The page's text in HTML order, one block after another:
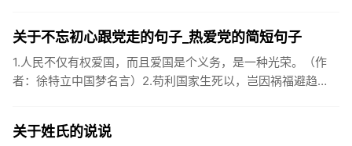
关于不忘初心跟党走的句子_热爱党的简短句子
1.人民不仅有权爱国，而且爱国是个义务，是一种光荣。（作
者：徐特立中国梦名言）2.苟利国家生死以，岂因祸福避趋
关于姓氏的说说